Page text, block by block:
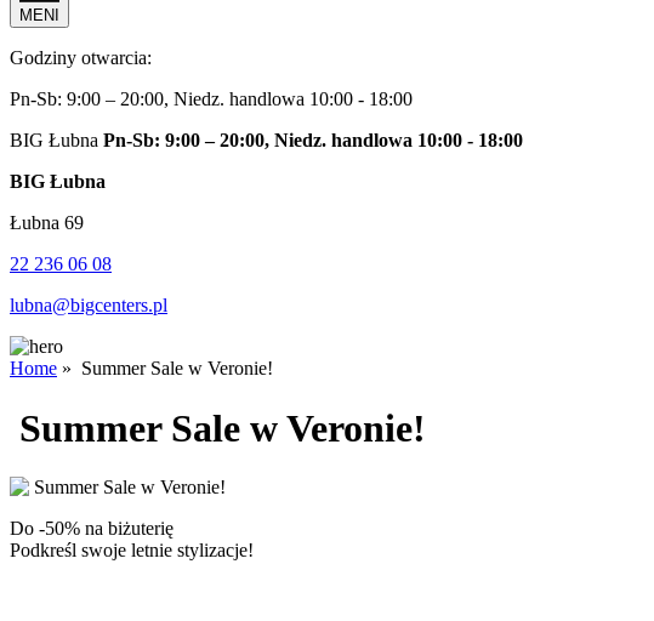
MENI
Godziny otwarcia:
Pn-Sb: 9:00 – 20:00, Niedz. handlowa 10:00 - 18:00
BIG Łubna Pn-Sb: 9:00 – 20:00, Niedz. handlowa 10:00 - 18:00
BIG Łubna
Łubna 69
22 236 06 08
lubna@bigcenters.pl
Home » Summer Sale w Veronie!
Summer Sale w Veronie!
Do -50% na biżuterię
Podkreśl swoje letnie stylizacje!